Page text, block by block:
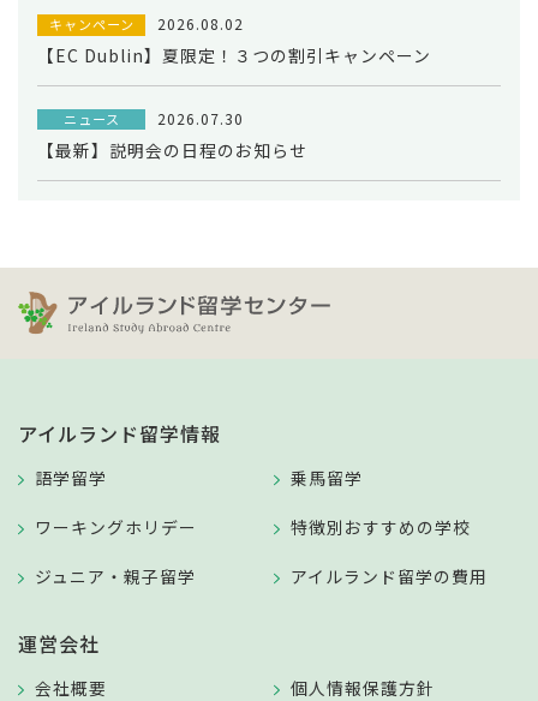
キャンペーン 2026.08.02
【EC Dublin】夏限定！３つの割引キャンペーン
ニュース 2026.07.30
【最新】説明会の日程のお知らせ
アイルランド留学情報
語学留学
ワーキングホリデー
ジュニア・親子留学
乗馬留学
特徴別おすすめの学校
アイルランド留学の費用
運営会社
会社概要 個人情報保護方針